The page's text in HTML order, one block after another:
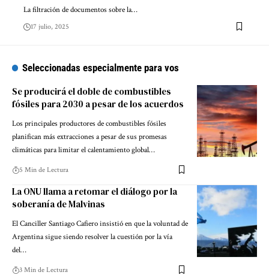
La filtración de documentos sobre la…
17 julio, 2025
Seleccionadas especialmente para vos
Se producirá el doble de combustibles
fósiles para 2030 a pesar de los acuerdos
Los principales productores de combustibles fósiles
planifican más extracciones a pesar de sus promesas
climáticas para limitar el calentamiento global…
5 Min de Lectura
La ONU llama a retomar el diálogo por la
soberanía de Malvinas
El Canciller Santiago Cafiero insistió en que la voluntad de
Argentina sigue siendo resolver la cuestión por la vía
del…
3 Min de Lectura